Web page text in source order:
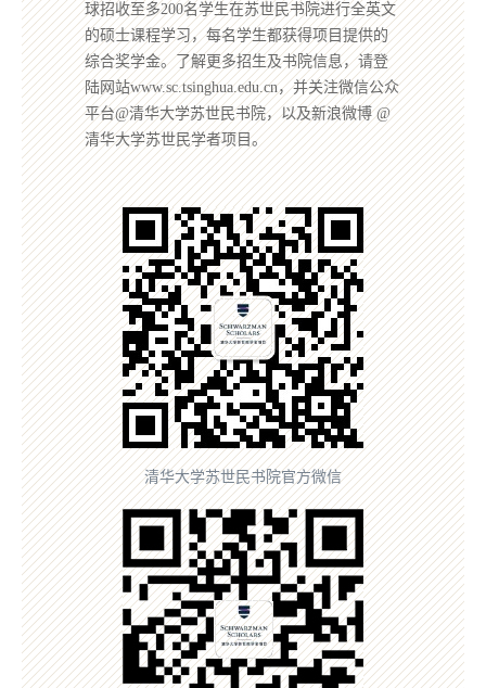
球招收至多200名学生在苏世民书院进行全英文
的硕士课程学习，每名学生都获得项目提供的
综合奖学金。了解更多招生及书院信息，请登
陆网站www.sc.tsinghua.edu.cn，并关注微信公众
平台@清华大学苏世民书院，以及新浪微博 @
清华大学苏世民学者项目。
清华大学苏世民书院官方微信